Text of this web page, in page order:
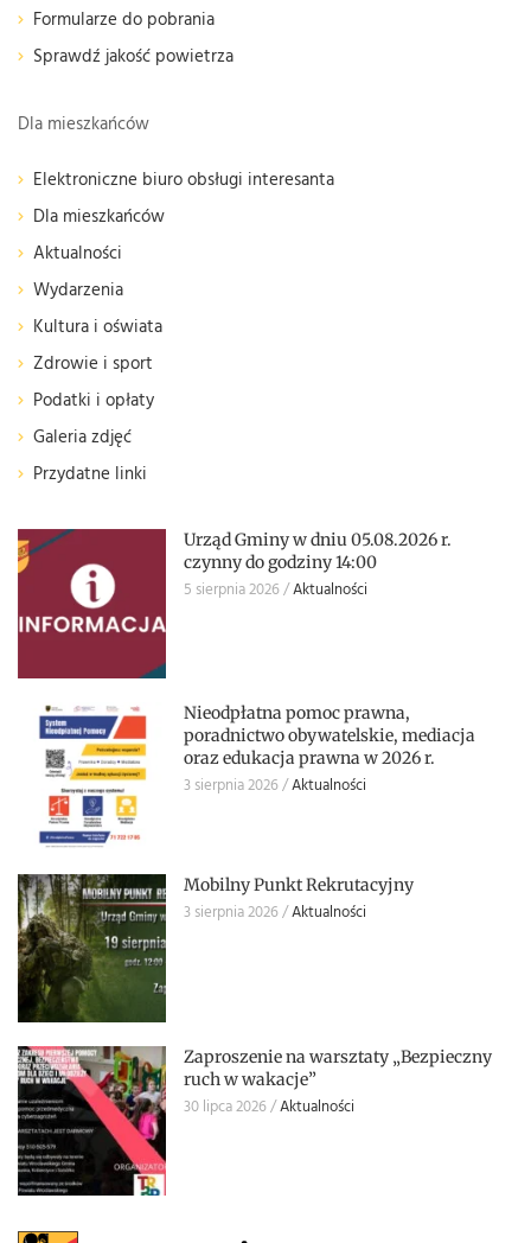
Formularze do pobrania
Sprawdź jakość powietrza
Dla mieszkańców
Elektroniczne biuro obsługi interesanta
Dla mieszkańców
Aktualności
Wydarzenia
Kultura i oświata
Zdrowie i sport
Podatki i opłaty
Galeria zdjęć
Przydatne linki
Urząd Gminy w dniu 05.08.2026 r.
czynny do godziny 14:00
5 sierpnia 2026 Aktualności
Nieodpłatna pomoc prawna,
poradnictwo obywatelskie, mediacja
oraz edukacja prawna w 2026 r.
3 sierpnia 2026 Aktualności
Mobilny Punkt Rekrutacyjny
3 sierpnia 2026 Aktualności
Zaproszenie na warsztaty „Bezpieczny
ruch w wakacje”
30 lipca 2026 Aktualności